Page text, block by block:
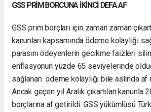
GSS PRİM BORCUNA İKİNCİ DEFA AF
GSS prim borçları için zaman zaman
kanunları kapsamında ödeme kolaylığı
parasını ödeyenlerin gecikme faizleri
enflasyonun yüzde 65 seviyelerinde
sağlanan ödeme kolaylığı bile aslında af
Ancak geçen yıl Aralık çıkartılan kanunla
borçlarına af getirildi. GSS yükümlüsü